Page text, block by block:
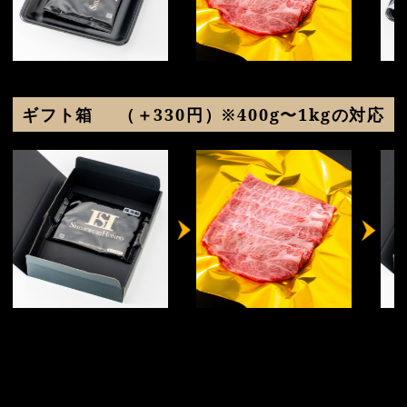
ギフト箱 （＋330円）※400g〜1kgの対応